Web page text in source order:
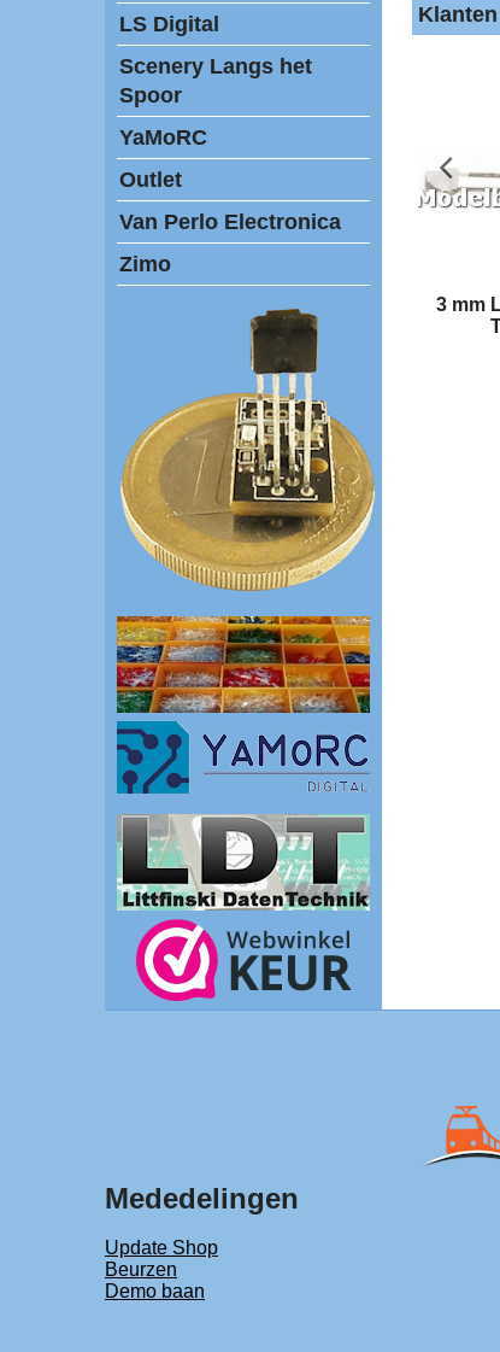
LS Digital
Scenery Langs het
Spoor
YaMoRC
Outlet
Van Perlo Electronica
Zimo
3 mm
Mededelingen
Update Shop
Beurzen
Demo baan